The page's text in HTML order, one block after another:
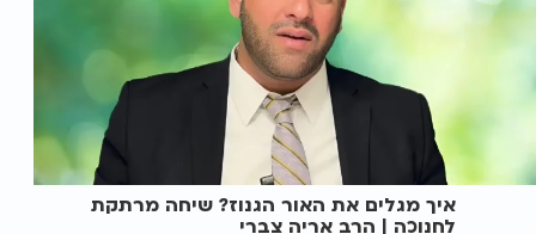
איך מגלים את האור הגנוז? שיחה מרתקת
לחנוכה | הרב אריה צברי